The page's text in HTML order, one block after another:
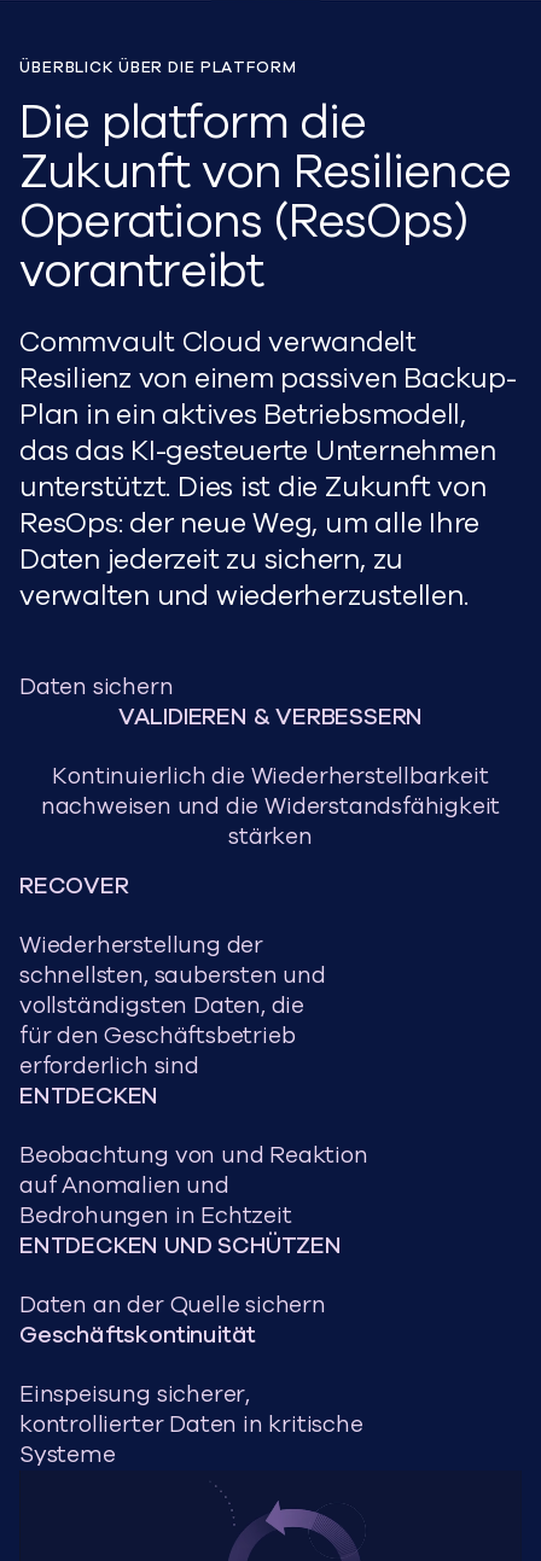
ÜBERBLICK ÜBER DIE PLATFORM
Die platform die
Zukunft von Resilience
Operations (ResOps)
vorantreibt
Commvault Cloud verwandelt
Resilienz von einem passiven Backup-
Plan in ein aktives Betriebsmodell,
das das KI-gesteuerte Unternehmen
unterstützt. Dies ist die Zukunft von
ResOps: der neue Weg, um alle Ihre
Daten jederzeit zu sichern, zu
verwalten und wiederherzustellen.
Daten sichern
VALIDIEREN & VERBESSERN
Kontinuierlich die Wiederherstellbarkeit
nachweisen und die Widerstandsfähigkeit
stärken
RECOVER
Wiederherstellung der
schnellsten, saubersten und
vollständigsten Daten, die
für den Geschäftsbetrieb
erforderlich sind
ENTDECKEN
Beobachtung von und Reaktion
auf Anomalien und
Bedrohungen in Echtzeit
ENTDECKEN UND SCHÜTZEN
Daten an der Quelle sichern
Geschäftskontinuität
Einspeisung sicherer,
kontrollierter Daten in kritische
Systeme